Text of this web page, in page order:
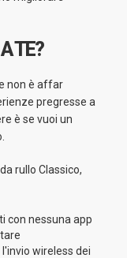
TE?
non è affar
pregresse a
è se vuoi un
rullo Classico,
con nessuna app
wireless dei